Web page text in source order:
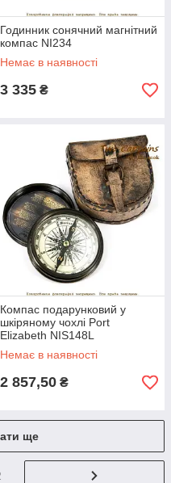
Годинник сонячний магнітний
компас NI234
Немає в наявності
3 335 ₴
Компас подарунковий у
шкіряному чохлі Port
Elizabeth NIS148L
Немає в наявності
2 857,50 ₴
ще